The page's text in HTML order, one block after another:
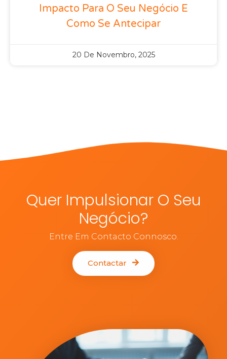
Impacto Para O Seu Negócio E
Como Se Antecipar
20 De Novembro, 2025
Quer Impulsionar O Seu
Negócio?
Entre Em Contacto Connosco.
Contactar